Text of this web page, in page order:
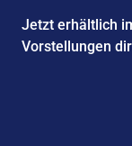
Jetzt erhältlich
Vorstellungen